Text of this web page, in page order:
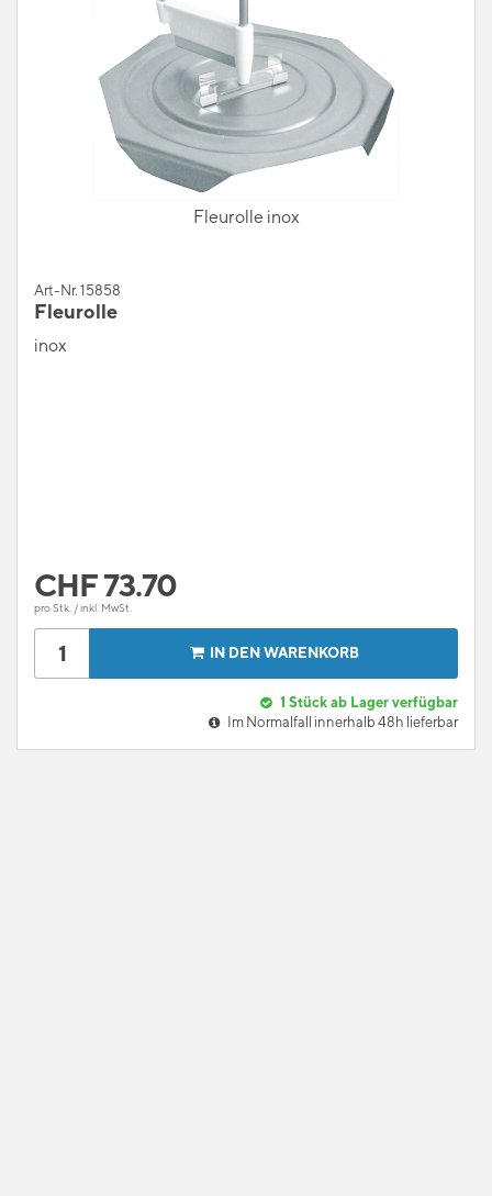
Fleurolle inox
Art-Nr. 15858
Fleurolle
inox
CHF73.70
pro Stk. / inkl. MwSt.
IN DEN WARENKORB
1 Stück ab Lager verfügbar
Im Normalfall innerhalb 48h lieferbar